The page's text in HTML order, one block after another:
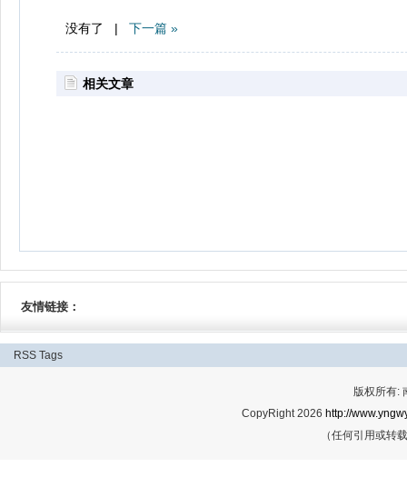
没有了 | 下一篇 »
相关文章
友情链接：
RSS Tags
版权所有:
CopyRight 2026 http://
（任何引用或转